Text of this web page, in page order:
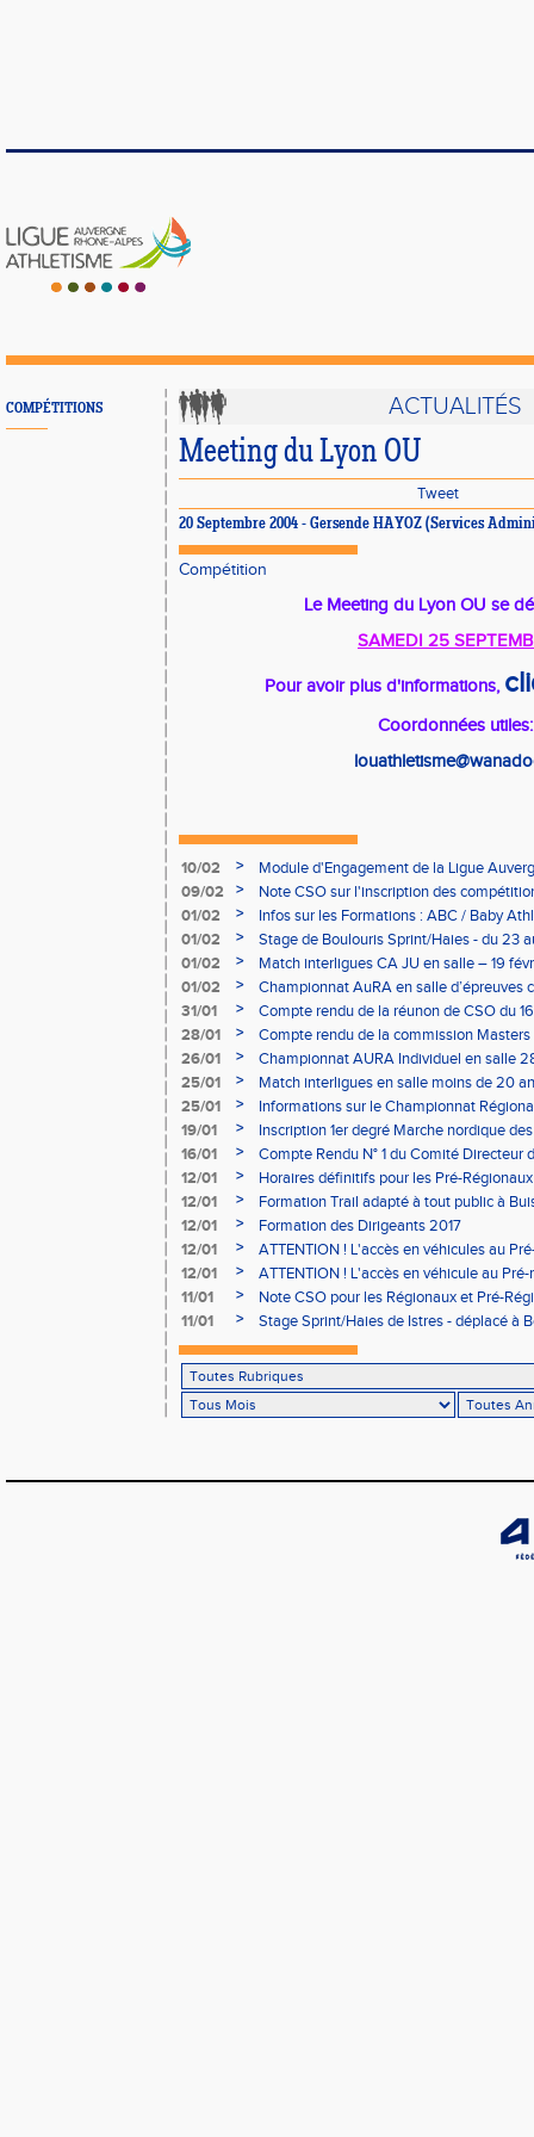
COMPÉTITIONS ACTUALITÉS
Meeting du Lyon OU
Tweet
20 Septembre 2004 - Gersende HAYOZ (Services
Compétition
Le Meeting du Lyon OU se
SAMEDI 25
Pour avoir plus d'informations,
Coordonnées utiles:
10/02 >
Module d'Engagement de la Ligue
09/02
>
Note CSO sur l'inscription des
01/02
>
Infos sur les Formations : ABC / Baby
01/02
>
Stage de Boulouris Sprint/Haies - du 23
01/02
>
Match interligues CA JU en salle – 19
01/02
>
Championnat AuRA en salle d’épreuves
- le 12 février
31/01 >
Compte rendu de la réunon de CSO du
28/01
>
Compte rendu de la commission
à Bourgoin
26/01 >
Championnat AURA Individuel en salle
25/01
>
Match interligues en salle moins de 20
25/01
>
Informations sur le Championnat
05/02
19/01 >
Inscription 1er degré Marche nordique
03/02 (sous condition)
16/01 >
Compte Rendu N° 1 du Comité Directeur
12/01
>
Horaires définitifs pour les Pré-
Aubière
12/01 >
Formation Trail adapté à tout public à
12/01
>
Formation des Dirigeants 2017
12/01
>
ATTENTION ! L'accès en véhicules au
Bains sera réglementé
12/01 >
ATTENTION ! L'accès en véhicule au
Bains sera réglementé
11/01 >
Note CSO pour les Régionaux et Pré-
11/01
> Stage Sprint/Haies de Istres - déplacé à